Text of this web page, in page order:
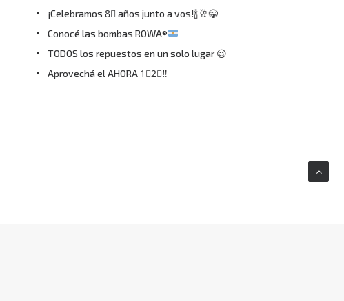
¡Celebramos 8⃣ años junto a vos!🍾🥂😁
Conocé las bombas ROWA®
TODOS los repuestos en un solo lugar 😉
Aprovechá el AHORA 1⃣2⃣‼